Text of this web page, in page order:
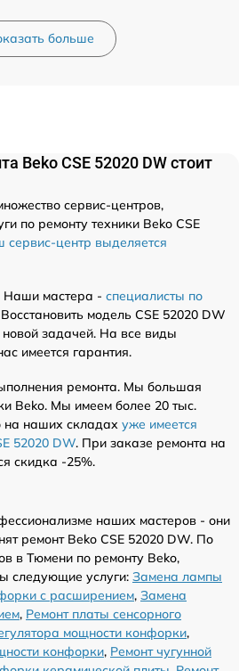
больше
Beko CSE 52020 DW стоит
сервис-центров,
по ремонту техники Beko CSE
сервис-центр выделяется
Наши мастера - специалисты по
модель CSE 52020 DW
задачей. На все виды
имеется гарантия.
ремонта. Мы большая
Beko. Мы имеем более 20 тыс.
на наших складах уже имеется
52020 DW. При заказе ремонта на
скидка -25%.
наших мастеров - они
ремонт Beko CSE 52020 DW. По
в Тюмени по ремонту Beko,
следующие услуги: Замена лампы
с расширением, Замена
, Ремонт платы сенсорного
мощности конфорки,
конфорки, Ремонт чугунной